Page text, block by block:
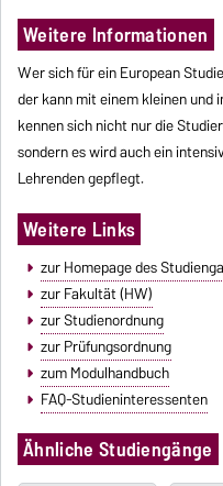
Weitere Informationen
Wer sich für ein European
der kann mit einem kleinen und
kennen sich nicht nur die
sondern es wird auch ein
Lehrenden gepflegt.
Weitere Links
zur Homepage des
zur Fakultät (HW)
zur Studienordnung
zur Prüfungsordnung
zum Modulhandbuch
FAQ-Studieninteressenten
Ähnliche Studiengänge